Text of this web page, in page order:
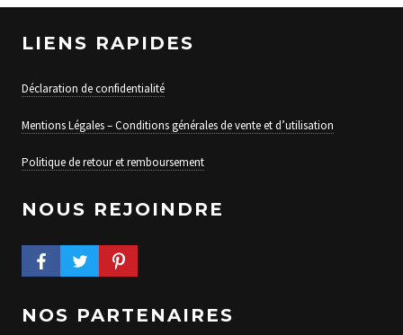
LIENS RAPIDES
Déclaration de confidentialité
Mentions Légales – Conditions générales de vente et d’utilisation
Politique de retour et remboursement
NOUS REJOINDRE
FACEBOOK PROFILE
TWITTER PROFILEPINTEREST PROFILE
NOS PARTENAIRES